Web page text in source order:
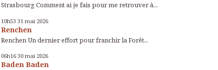
Strasbourg Comment ai je fais pour me retrouver à...
10h53 31 mai 2026
Renchen
Renchen Un dernier effort pour franchir la Forêt...
06h16 30 mai 2026
Baden Baden